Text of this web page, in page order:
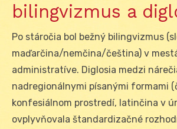
bilingvizmus a
Po stáročia bol bežný bilingvizmus
maďarčina/nemčina/čeština) v
administratíve. Diglosia medzi
nadregionálnymi písanými formami
konfesiálnom prostredí, latinčina v
ovplyvňovala štandardizačné